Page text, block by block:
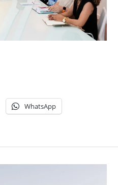
WhatsApp